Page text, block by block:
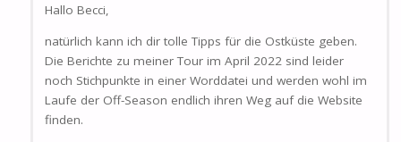
Hallo Becci,
natürlich kann ich dir tolle Tipps für die Ostküste geben.
Die Berichte zu meiner Tour im April 2022 sind leider
noch Stichpunkte in einer Worddatei und werden wohl im
Laufe der Off-Season endlich ihren Weg auf die Website
finden.